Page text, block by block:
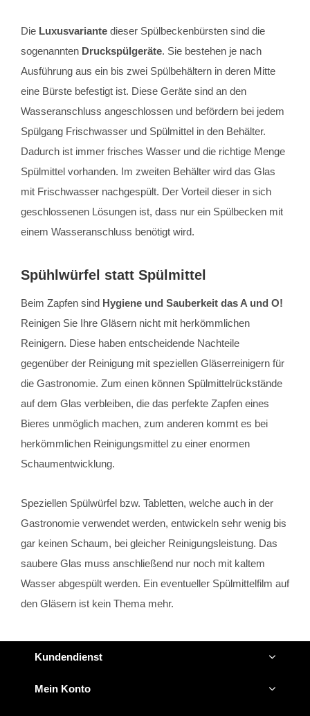
Die Luxusvariante dieser Spülbeckenbürsten sind die
sogenannten Druckspülgeräte. Sie bestehen je nach
Ausführung aus ein bis zwei Spülbehältern in deren Mitte
eine Bürste befestigt ist. Diese Geräte sind an den
Wasseranschluss angeschlossen und befördern bei jedem
Spülgang Frischwasser und Spülmittel in den Behälter.
Dadurch ist immer frisches Wasser und die richtige Menge
Spülmittel vorhanden. Im zweiten Behälter wird das Glas
mit Frischwasser nachgespült. Der Vorteil dieser in sich
geschlossenen Lösungen ist, dass nur ein Spülbecken mit
einem Wasseranschluss benötigt wird.
Spühlwürfel statt Spülmittel
Beim Zapfen sind Hygiene und Sauberkeit das A und O!
Reinigen Sie Ihre Gläsern nicht mit herkömmlichen
Reinigern. Diese haben entscheidende Nachteile
gegenüber der Reinigung mit speziellen Gläserreinigern für
die Gastronomie. Zum einen können Spülmittelrückstände
auf dem Glas verbleiben, die das perfekte Zapfen eines
Bieres unmöglich machen, zum anderen kommt es bei
herkömmlichen Reinigungsmittel zu einer enormen
Schaumentwicklung.
Speziellen Spülwürfel bzw. Tabletten, welche auch in der
Gastronomie verwendet werden, entwickeln sehr wenig bis
gar keinen Schaum, bei gleicher Reinigungsleistung. Das
saubere Glas muss anschließend nur noch mit kaltem
Wasser abgespült werden. Ein eventueller Spülmittelfilm auf
den Gläsern ist kein Thema mehr.
Kundendienst
Mein Konto